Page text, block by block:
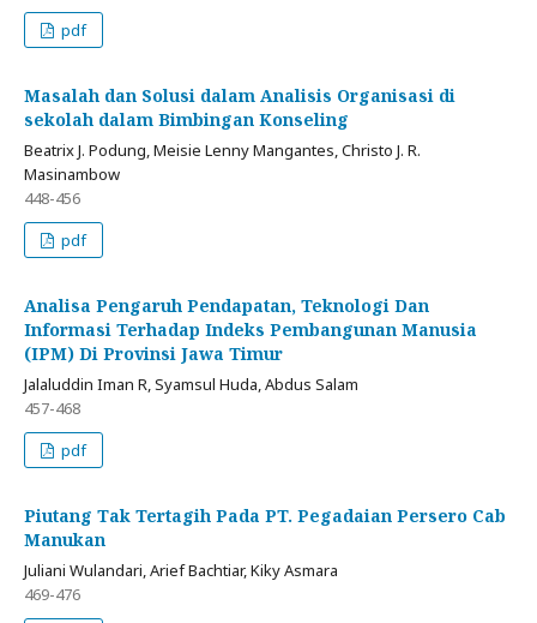
pdf
Masalah dan Solusi dalam Analisis Organisasi di
sekolah dalam Bimbingan Konseling
Beatrix J. Podung, Meisie Lenny Mangantes, Christo J. R.
Masinambow
448-456
pdf
Analisa Pengaruh Pendapatan, Teknologi Dan
Informasi Terhadap Indeks Pembangunan Manusia
(IPM) Di Provinsi Jawa Timur
Jalaluddin Iman R, Syamsul Huda, Abdus Salam
457-468
pdf
Piutang Tak Tertagih Pada PT. Pegadaian Persero Cab
Manukan
Juliani Wulandari, Arief Bachtiar, Kiky Asmara
469-476